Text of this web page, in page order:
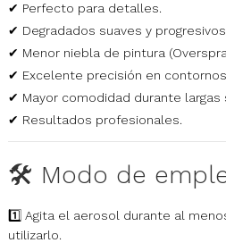
✔ Perfecto para detalles.
✔ Degradados suaves y
✔ Menor niebla de pintura
✔ Excelente precisión en
✔ Mayor comodidad durante
✔ Resultados profesionales.
🛠️ Modo de
1️⃣ Agita el aerosol durante al
utilizarlo.